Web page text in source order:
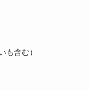
も含む）